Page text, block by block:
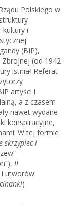
Polskiego w
kultury i
(BIP),
Zbrojnej (od 1942
istniał Referat
artyści i
a z czasem
nawet wydane
konspiracyjne,
W tej formie
skrzypiec i
II
i utworów
)